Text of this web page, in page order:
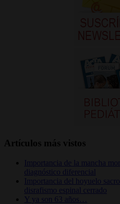
Artículos más vistos
Importancia de la mancha
diagnóstico diferencial
Importancia del hoyuelo
disrafismo espinal cerrado
Y ya son 63 años…